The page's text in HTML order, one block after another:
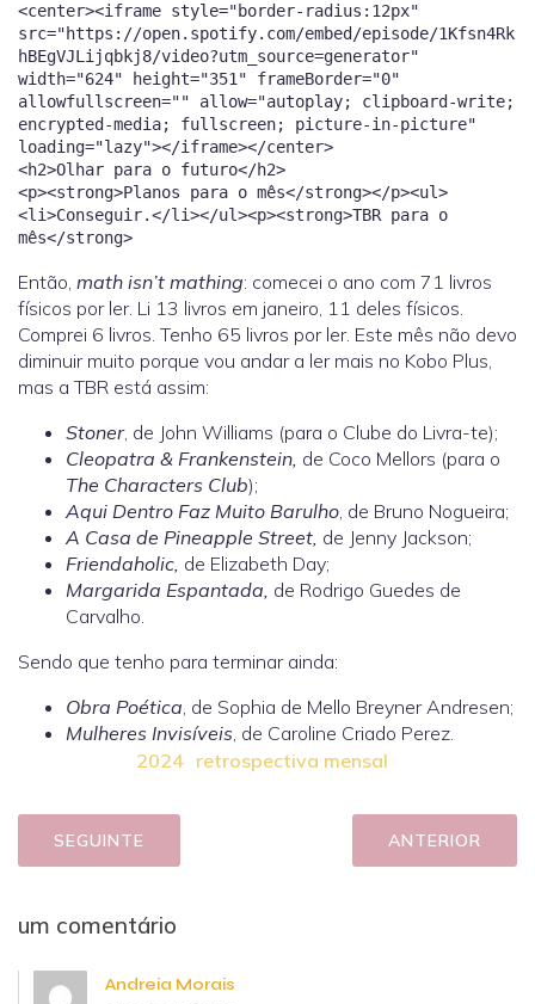
<center><iframe style="border-radius:12px"
src="https://open.spotify.com/embed/episode/1Kfsn4Rk
hBEgVJLijqbkj8/video?utm_source=generator"
width="624" height="351" frameBorder="0"
allowfullscreen="" allow="autoplay; clipboard-write;
encrypted-media; fullscreen; picture-in-picture"
loading="lazy"></iframe></center>
<h2>Olhar para o futuro</h2>
<p><strong>Planos para o mês</strong></p><ul>
<li>Conseguir.</li></ul><p><strong>TBR para o
Então, math isn’t mathing: comecei o ano com 71 livros
físicos por ler. Li 13 livros em janeiro, 11 deles físicos.
Comprei 6 livros. Tenho 65 livros por ler. Este mês não devo
diminuir muito porque vou andar a ler mais no Kobo Plus,
mas a TBR está assim:
Stoner, de John Williams (para o Clube do Livra-te);
Cleopatra & Frankenstein, de Coco Mellors (para o
The Characters Club);
Aqui Dentro Faz Muito Barulho, de Bruno Nogueira;
A Casa de Pineapple Street, de Jenny Jackson;
Friendaholic, de Elizabeth Day;
Margarida Espantada, de Rodrigo Guedes de
Carvalho.
Sendo que tenho para terminar ainda:
Obra Poética, de Sophia de Mello Breyner Andresen;
Mulheres Invisíveis, de Caroline Criado Perez.
2024 retrospectiva mensal
SEGUINTE ANTERIOR
um comentário
Andreia Morais